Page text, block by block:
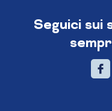
Seguici sui